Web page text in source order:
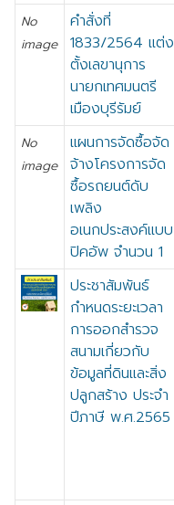
No
image
คำสั่งที่
1833/2564 แต่ง
ตั้งเลขานุการ
นายกเทศมนตรี
เมืองบุรีรัมย์
No
image
แผนการจัดซื้อจัด
จ้างโครงการจัด
ซื้อรถยนต์ดับ
เพลิง
อเนกประสงค์แบบ
ปิคอัพ จำนวน 1
ประชาสัมพันธ์
กำหนดระยะเวลา
การออกสำรวจ
สนามเกี่ยวกับ
ข้อมูลที่ดินและสิ่ง
ปลูกสร้าง ประจำ
ปีภาษี พ.ศ.2565